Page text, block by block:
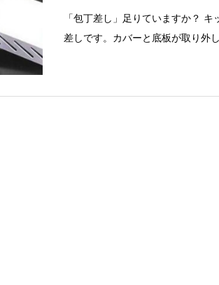
「包丁差し」足りていますか？
差しです。カバーと底板が取り外